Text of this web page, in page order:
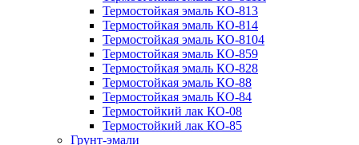
Термостойкая эмаль КО-813
Термостойкая эмаль КО-814
Термостойкая эмаль КО-8104
Термостойкая эмаль КО-859
Термостойкая эмаль КО-828
Термостойкая эмаль КО-88
Термостойкая эмаль КО-84
Термостойкий лак КО-08
Термостойкий лак КО-85
Грунт-эмали